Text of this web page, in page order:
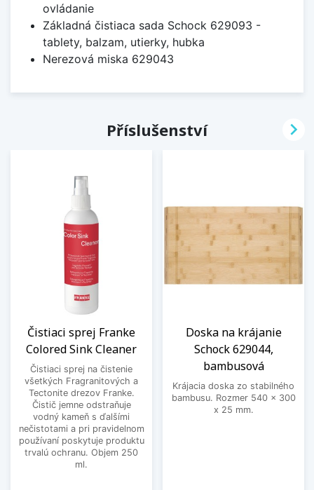
ovládanie
Základná čistiaca sada Schock 629093 -
tablety, balzam, utierky, hubka
Nerezová miska 629043
Příslušenství
Čistiaci sprej Franke
Colored Sink Cleaner
Čistiaci sprej na čistenie
všetkých Fragranitových a
Tectonite drezov Franke.
Čistič jemne odstraňuje
vodný kameň s ďalšími
nečistotami a pri pravidelnom
používaní poskytuje produktu
trvalú ochranu. Objem 250
ml.
Doska na krájanie
Schock 629044,
bambusová
Krájacia doska zo stabilného
bambusu. Rozmer 540 x 300
x 25 mm.
